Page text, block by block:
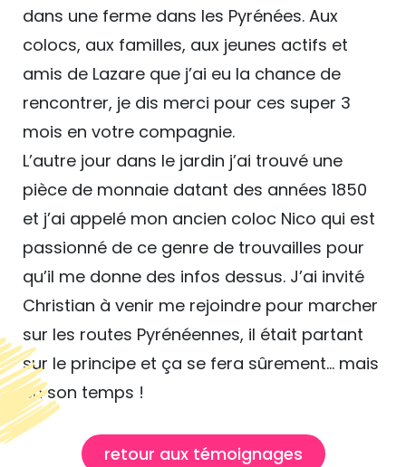
dans une ferme dans les Pyrénées. Aux
colocs, aux familles, aux jeunes actifs et
amis de Lazare que j’ai eu la chance de
rencontrer, je dis merci pour ces super 3
mois en votre compagnie.
L’autre jour dans le jardin j’ai trouvé une
pièce de monnaie datant des années 1850
et j’ai appelé mon ancien coloc Nico qui est
passionné de ce genre de trouvailles pour
qu’il me donne des infos dessus. J’ai invité
Christian à venir me rejoindre pour marcher
sur les routes Pyrénéennes, il était partant
sur le principe et ça se fera sûrement… mais
en son temps !
retour aux témoignages